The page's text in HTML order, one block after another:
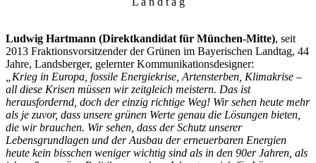
Ludwig Hartmann (Direktkandidat für München-Mitte), seit
2013 Fraktionsvorsitzender der Grünen im Bayerischen Landtag, 44
Jahre, Landsberger, gelernter Kommunikationsdesigner:
„Krieg in Europa, fossile Energiekrise, Artensterben, Klimakrise –
all diese Krisen müssen wir zeitgleich meistern. Das ist
herausfordernd, doch der einzig richtige Weg! Wir sehen heute mehr
als je zuvor, dass unsere grünen Werte genau die Lösungen bieten,
die wir brauchen. Wir sehen, dass der Schutz unserer
Lebensgrundlagen und der Ausbau der erneuerbaren Energien
heute kein bisschen weniger wichtig sind als in den 90er Jahren, als